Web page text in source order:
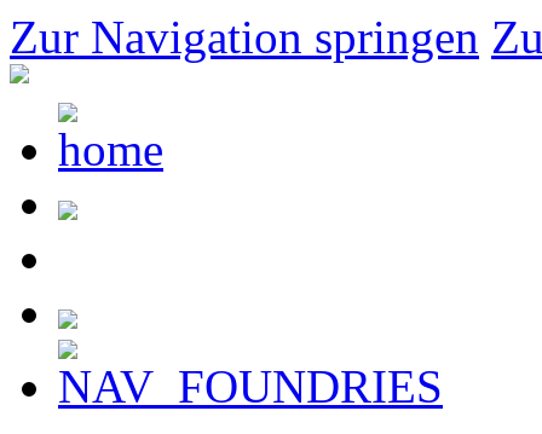
Zur Navigation springen